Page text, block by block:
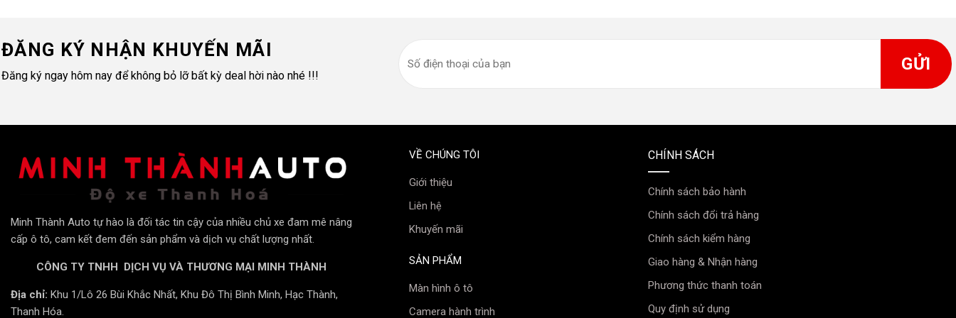
InMAX dòng phim phản xạ nhiệt
ĐĂNG KÝ NHẬN KHUYẾN MÃI
Đăng ký ngay hôm nay để không bỏ lỡ bất kỳ deal hời nào nhé !!!
Minh Thành Auto tự hào là đối tác tin cậy của nhiều chủ xe đam mê nâng
cấp ô tô, cam kết đem đến sản phẩm và dịch vụ chất lượng nhất.
CÔNG TY TNHH DỊCH VỤ VÀ THƯƠNG MẠI MINH THÀNH
Địa chỉ: Khu 1/Lô 26 Bùi Khắc Nhất, Khu Đô Thị Bình Minh, Hạc Thành,
Thanh Hóa.
VỀ CHÚNG TÔI
Giới thiệu
Liên hệ
Khuyến mãi
SẢN PHẨM
Màn hình ô tô
Camera hành trình
CHÍNH SÁCH
Chính sách bảo hành
Chính sách đổi trả hàng
Chính sách kiểm hàng
Giao hàng & Nhận hàng
Phương thức thanh toán
Quy định sử dụng